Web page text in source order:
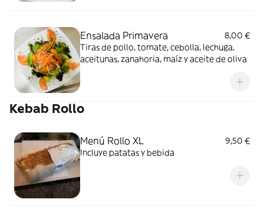
Ensalada Primavera
8,00 €
Tiras de pollo, tomate, cebolla, lechuga,
aceitunas, zanahoria, maíz y aceite de oliva
Kebab Rollo
Menú Rollo XL
9,50 €
Incluye patatas y bebida